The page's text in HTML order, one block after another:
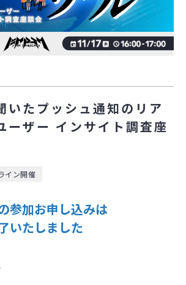
たプッシュ通知のリア
ーザー インサイト調査座
イン開催
参加お申し込みは
いたしました